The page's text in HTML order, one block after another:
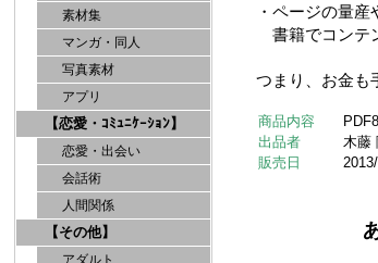
素材集
マンガ・同人
写真素材
アプリ
【恋愛・ｺﾐｭﾆｹｰｼｮﾝ】
恋愛・出会い
会話術
人間関係
【その他】
アダルト
・ページの量
書籍でコンテ
つまり、お金も
商品内容
出品者
木藤
販売日